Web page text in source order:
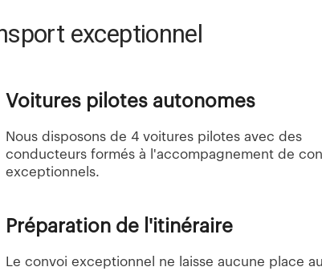
exceptionnel
Voitures pilotes autonomes
Nous disposons de 4 voitures pilotes avec des
conducteurs formés à l'accompagnement de
exceptionnels.
Préparation de l'itinéraire
Le convoi exceptionnel ne laisse aucune place au